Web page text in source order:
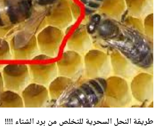
طريقة النحل السحرية للتخلص من برد الشتاء !!!!